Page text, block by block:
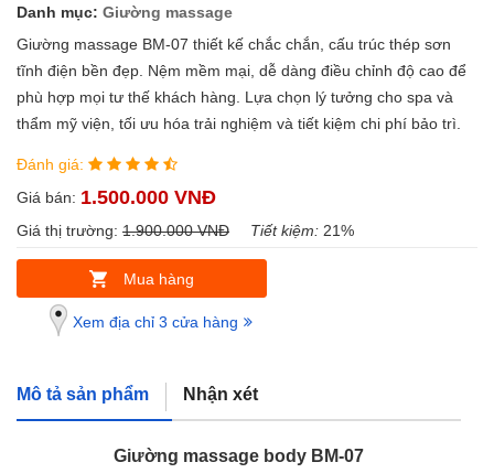
Danh mục: Giường massage
Giường massage BM-07 thiết kế chắc chắn, cấu trúc thép sơn
tĩnh điện bền đẹp. Nệm mềm mại, dễ dàng điều chỉnh độ cao để
phù hợp mọi tư thế khách hàng. Lựa chọn lý tưởng cho spa và
thẩm mỹ viện, tối ưu hóa trải nghiệm và tiết kiệm chi phí bảo trì.
Đánh giá:
Giá bán: 1.500.000 VNĐ
Giá thị trường: 1.900.000 VNĐ Tiết kiệm: 21%
Mua hàng
Xem địa chỉ 3 cửa hàng
Mô tả sản phẩm Nhận xét
Giường massage body BM-07